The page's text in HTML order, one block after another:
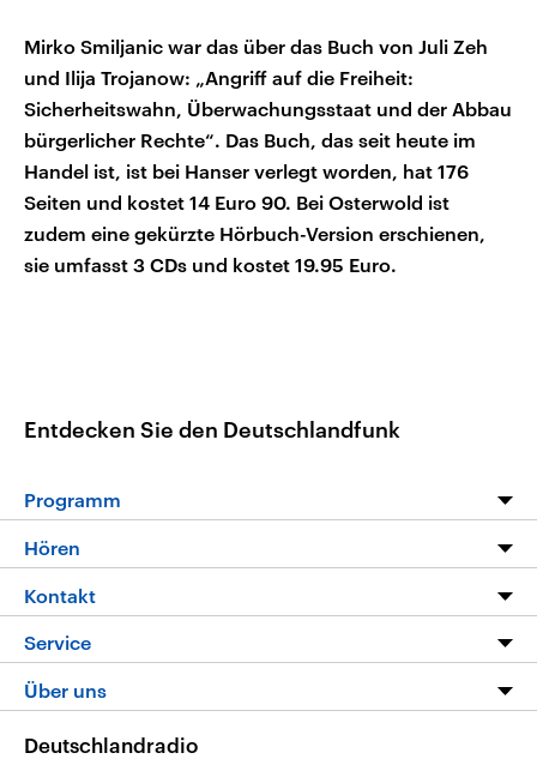
Mirko Smiljanic war das über das Buch von Juli Zeh
und Ilija Trojanow: „Angriff auf die Freiheit:
Sicherheitswahn, Überwachungsstaat und der Abbau
bürgerlicher Rechte“. Das Buch, das seit heute im
Handel ist, ist bei Hanser verlegt worden, hat 176
Seiten und kostet 14 Euro 90. Bei Osterwold ist
zudem eine gekürzte Hörbuch-Version erschienen,
sie umfasst 3 CDs und kostet 19.95 Euro.
Entdecken Sie den Deutschlandfunk
Programm
Die Nachrichten
Nachrichtenleicht
Neue Beiträge auf dlf.de
Hören
Livestream
Podcasts
Deutschlandfunk App
Nachrichten App
Kontakt
Hörerservice
Service
FAQ
Veranstaltungen
Über uns
Deutschlandradio